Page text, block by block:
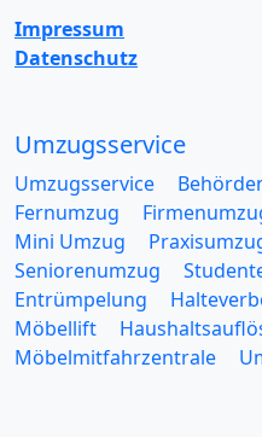
Impressum
Datenschutz
Umzugsservice
Umzugsservice
Fernumzug
Mini Umzug
Seniorenumzug
Entrümpelung
Möbellift
Möbelmitfahrzentrale